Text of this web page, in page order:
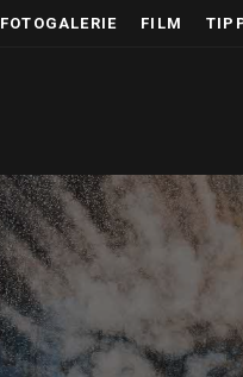
FOTOGALERIE FILM